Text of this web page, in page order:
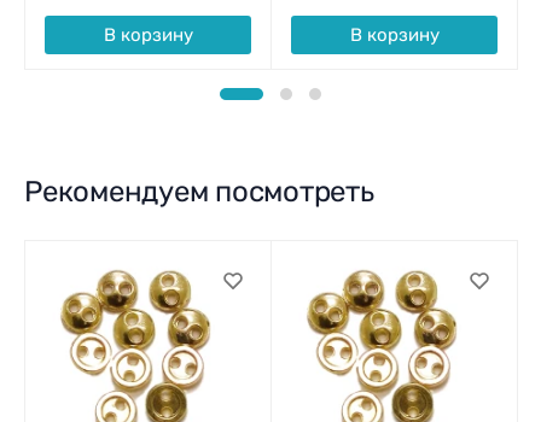
В корзину В корзину
Рекомендуем посмотреть